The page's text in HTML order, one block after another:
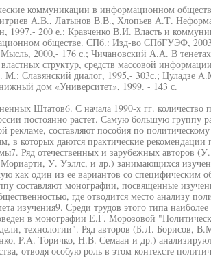
коммуникации в информационном
А.В., Латынов В.В., Хлопьев А.Т.
1997.- 200 е.; Кравченко В.И. Власть и
обществе. СПб.: Изд-во СПбГУЭФ,
2000,- 176 с.; Чичановский А.А. В
структур, средств массовой
М.: Славянский диалог, 1995,- 303с.; Цуладзе
дом «Университет», 1999. - 143 с.
Штатов6. С начала 1990-х гг. количество
постоянно растет. Самую большую группу
рекламе, составляют пособия по
в которых даются практические
Ряд отечественных и зарубежных авторов
У. Уэллс, и др.) занимающихся
как один из ее вариантов со специфическим
составляют монографии, посвященные
где отводится место анализу
изучения9. Среди трудов этого типа
в монографии Е.Г. Морозовой
технологии". Ряд авторов (Б.Л. Борисов,
P.A. Торичко, Н.В. Семаан и др.) анализируют
отводя особую роль в этом контексте